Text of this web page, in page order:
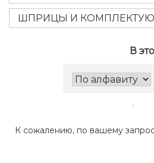
ШПРИЦЫ И
В
К сожалению, по вашему